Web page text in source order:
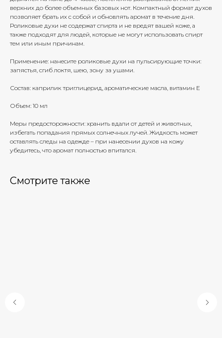
верхних до более объемных базовых нот. Компактный формат духов
позволяет брать их с собой и обновлять аромат в течение дня.
Роликовые духи не содержат спирта и не вредят вашей коже, а
также подходят для людей, которые не могут использовать спирт
тем или иным причинам.
Применение: нанесите роликовые духи на пульсирующие точки:
запястья, сгиб локтя, шею, зону за ушами.
Состав: каприлик триглицерид, ароматические масла, витамин Е
Объем: 10 мл
Меры предосторожности: хранить вдали от детей и животных,
избегать попадания прямых солнечных лучей. Жидкость может
оставлять следы на одежде – при нанесении духов на кожу
убедитесь, что аромат полностью впитался.
Смотрите также